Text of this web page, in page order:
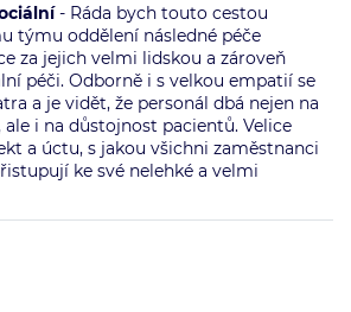
- Ráda bych touto cestou
týmu oddělení následné péče
za jejich velmi lidskou a zároveň
péči. Odborně i s velkou empatií se
a je vidět, že personál dbá nejen na
i na důstojnost pacientů. Velice
a úctu, s jakou všichni zaměstnanci
ke své nelehké a velmi